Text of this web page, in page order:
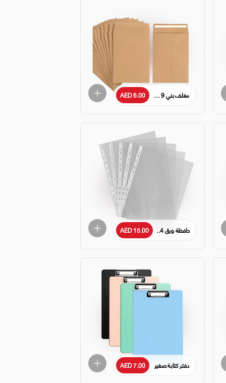
مغلف بني 9 × 4 بوصة عبوة من 50 قطعة / 70 جرامًا للمتر المربع AED 6.00
حافظة ورق A4 شفافة - 100 قطعة AED 15.00
دفتر كتابة صغير AED 7.00